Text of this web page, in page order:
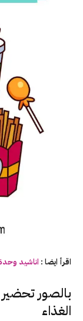
اقرأ ايضا : اناشيد
بالصور
الغذاء